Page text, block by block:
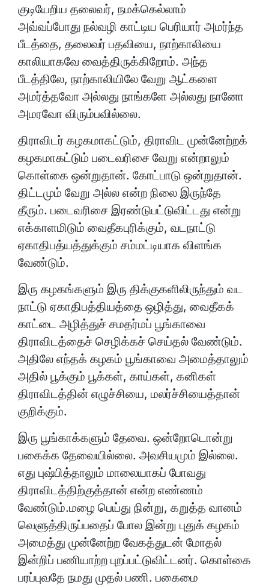
குடியேறிய தலைவர், நமக்கெல்லாம்
அவ்வப்போது நல்வழி காட்டிய பெரியார் அமர்ந்த
பீடத்தை, தலைவர் பதவியை, நாற்காலியை
காலியாகவே வைத்திருக்கிறோம். அந்த
பீடத்திலே, நாற்காலியிலே வேறு ஆட்களை
அமர்த்தவோ அல்லது நாங்களே அல்லது நானோ
அமரவோ விரும்பவில்லை.
திராவிடர் கழகமாகட்டும், திராவிட முன்னேற்றக்
கழகமாகட்டும் படைவரிசை வேறு என்றாலும்
கொள்கை ஒன்றுதான். கோட்பாடு ஒன்றுதான்.
திட்டமும் வேறு அல்ல என்ற நிலை இருந்தே
தீரும். படைவரிசை இரண்டுபட்டுவிட்டது என்று
எக்காளமிடும் வைதீகபுரிக்கும், வடநாட்டு
ஏகாதிபத்யத்துக்கும் சம்மட்டியாக விளங்க
வேண்டும்.
இரு கழகங்களும் இரு திக்குகளிலிருந்தும் வட
நாட்டு ஏகாதிபத்தியத்தை ஒழித்து, வைதீகக்
காட்டை அழித்துச் சமதர்மப் பூங்காவை
திராவிடத்தைச் செழிக்கச் செய்தல் வேண்டும்.
அதிலே எந்தக் கழகம் பூங்காவை அமைத்தாலும்
அதில் பூக்கும் பூக்கள், காய்கள், கனிகள்
திராவிடத்தின் எழுச்சியை, மலர்ச்சியைத்தான்
குறிக்கும்.
இரு பூங்காக்களும் தேவை. ஒன்றோடொன்று
பகைக்க தேவையில்லை. அவசியமும் இல்லை.
எது புஷ்பித்தாலும் மாலையாகப் போவது
திராவிடத்திற்குத்தான் என்ற எண்ணம்
வேண்டும்.மழை பெய்து நின்று, கறுத்த வானம்
வெளுத்திருப்பதைப் போல இன்று புதுக் கழகம்
அமைத்து முன்னேற்ற வேகத்துடன் மோதல்
இன்றிப் பணியாற்ற புறப்பட்டுவிட்டனர். கொள்கை
பரப்புவதே நமது முதல் பணி. பகைமை